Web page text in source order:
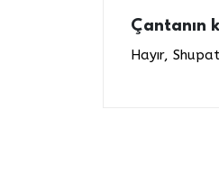
Çantanın
Hayır,